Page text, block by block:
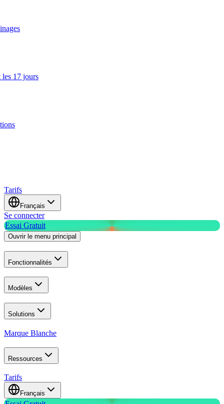
les 17 jours
Tarifs
Français
Se connecter
Essai Gratuit
Ouvrir le menu principal
Fonctionnalités
Modèles
Solutions
Marque Blanche
Ressources
Tarifs
Français